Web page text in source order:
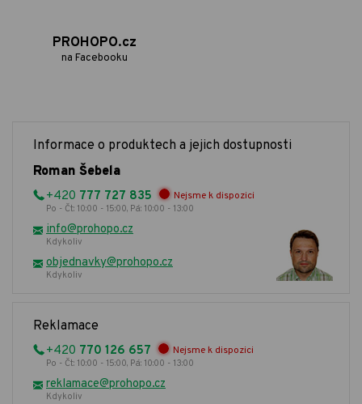
PROHOPO.cz
na Facebooku
Informace o produktech a jejich dostupnosti
Roman Šebela
+420 777 727 835 Nejsme k dispozici
Po - Čt: 10:00 - 15:00, Pá: 10:00 - 13:00
info@prohopo.cz
Kdykoliv
objednavky@prohopo.cz
Kdykoliv
Reklamace
+420 770 126 657 Nejsme k dispozici
Po - Čt: 10:00 - 15:00, Pá: 10:00 - 13:00
reklamace@prohopo.cz
Kdykoliv